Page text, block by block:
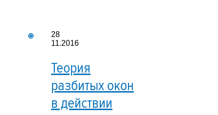
28
11.2016
Теория
разбитых окон
в действии